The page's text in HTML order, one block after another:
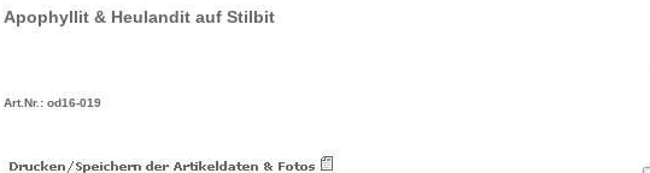
Apophyllit & Heulandit auf Stilbit
Art.Nr.: od16-019